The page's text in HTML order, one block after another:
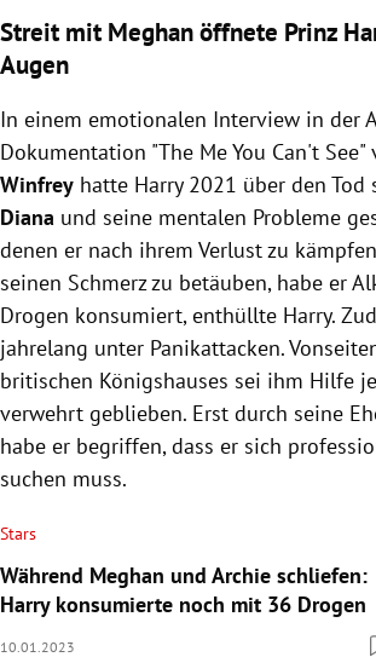
Streit mit Meghan öffnete Prinz
Augen
In einem emotionalen Interview in der
Dokumentation "The Me You Can't See"
Winfrey hatte Harry 2021 über den Tod
Diana und seine mentalen Probleme
denen er nach ihrem Verlust zu
seinen Schmerz zu betäuben, habe er
Drogen konsumiert, enthüllte Harry.
jahrelang unter Panikattacken.
britischen Königshauses sei ihm Hilfe
verwehrt geblieben. Erst durch seine
habe er begriffen, dass er sich
suchen muss.
Stars
Während Meghan und Archie schliefen:
Harry konsumierte noch mit 36 Drogen
10.01.2023